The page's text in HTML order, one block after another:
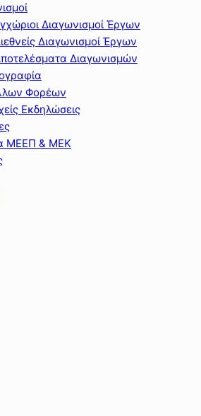
Διαγωνισμοί Έργων
Διαγωνισμοί Έργων
Διαγωνισμών
Φορέων
Εκδηλώσεις
ΜΕΕΠ & ΜΕΚ